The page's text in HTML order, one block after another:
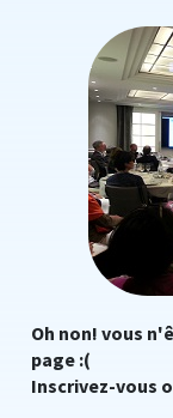
Oh non! vous
page :(
Inscrivez-vous